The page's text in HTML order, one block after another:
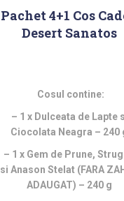
Pachet 4+1 Cos
Desert Sanatos
Cosul contine:
– 1 x Dulceata de Lapte
Ciocolata Neagra – 240
– 1 x Gem de Prune,
si Anason Stelat (FARA
ADAUGAT) – 240 g